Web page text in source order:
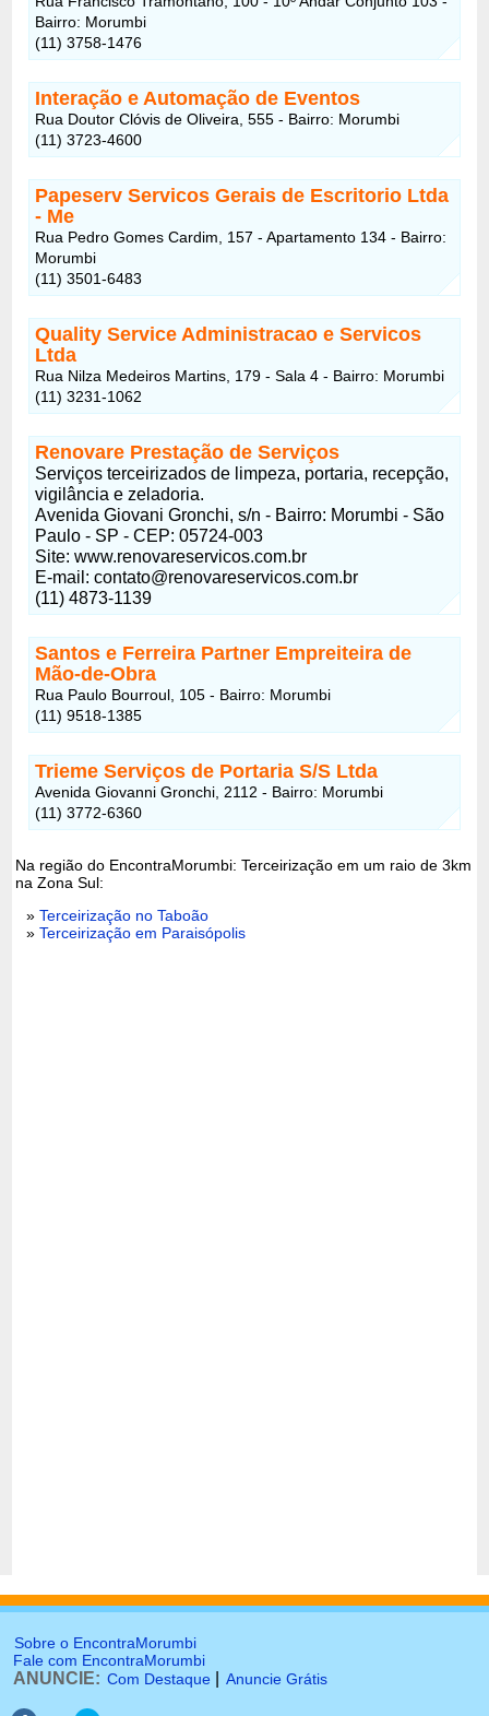
Bairro: Morumbi
(11) 3758-1476
Interação e Automação de Eventos
Rua Doutor Clóvis de Oliveira, 555 - Bairro: Morumbi
(11) 3723-4600
Papeserv Servicos Gerais de Escritorio Ltda
- Me
Rua Pedro Gomes Cardim, 157 - Apartamento 134 - Bairro:
Morumbi
(11) 3501-6483
Quality Service Administracao e Servicos
Ltda
Rua Nilza Medeiros Martins, 179 - Sala 4 - Bairro: Morumbi
(11) 3231-1062
Renovare Prestação de Serviços
Serviços terceirizados de limpeza, portaria, recepção,
vigilância e zeladoria.
Avenida Giovani Gronchi, s/n - Bairro: Morumbi - São
Paulo - SP - CEP: 05724-003
Site: www.renovareservicos.com.br
E-mail:contato@renovareservicos.com.br
(11) 4873-1139
Santos e Ferreira Partner Empreiteira de
Mão-de-Obra
Rua Paulo Bourroul, 105 - Bairro: Morumbi
(11) 9518-1385
Trieme Serviços de Portaria S/S Ltda
Avenida Giovanni Gronchi, 2112 - Bairro: Morumbi
(11) 3772-6360
Na região do EncontraMorumbi: Terceirização em um raio de 3km
na Zona Sul:
»Terceirização no Taboão
»Terceirização em Paraisópolis
Sobre o EncontraMorumbi
Fale com EncontraMorumbi
ANUNCIE: Com Destaque Anuncie Grátis